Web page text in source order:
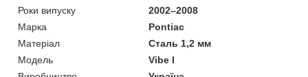
Роки випуску
2002–2008
Марка
Pontiac
Матеріал
Сталь 1,2 мм
Мoдель
Vibe I